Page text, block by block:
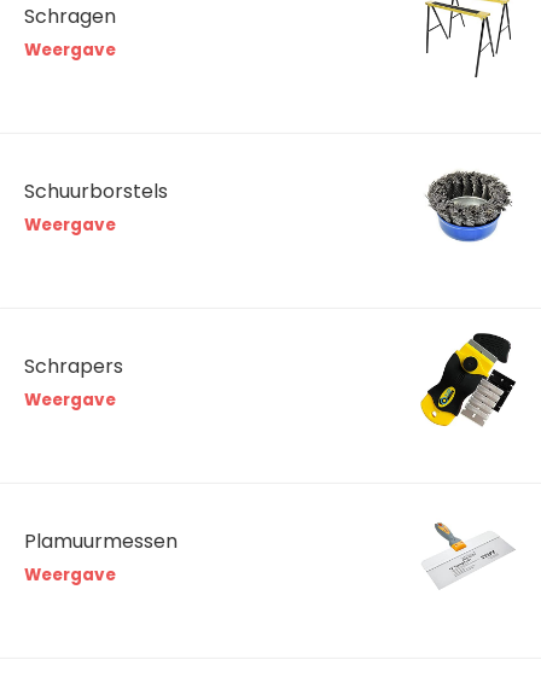
Schragen
Weergave
Schuurborstels
Weergave
Schrapers
Weergave
Plamuurmessen
Weergave